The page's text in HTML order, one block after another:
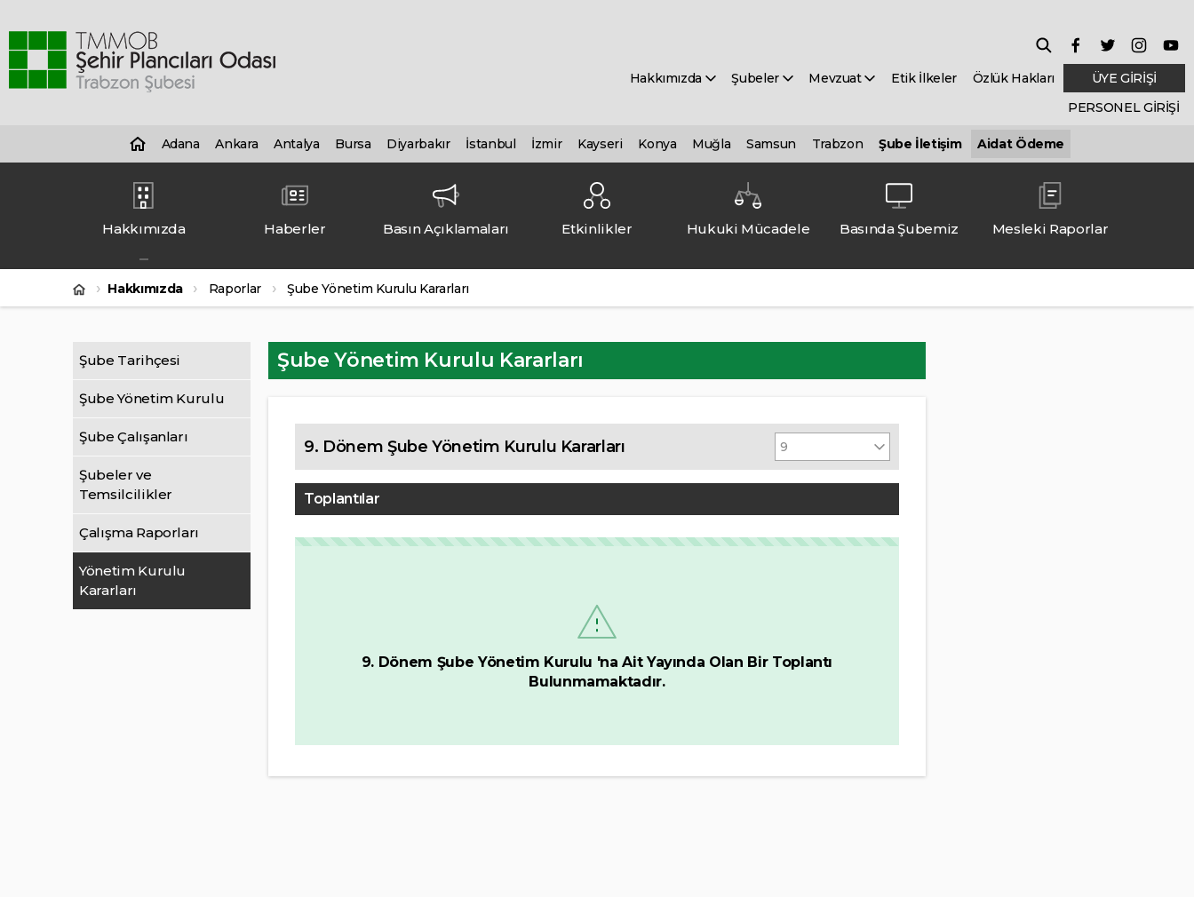
Hakkımızda Şubeler Mevzuat Etik İlkeler Özlük Hakları
ÜYE GİRİŞİ
PERSONEL GİRİŞİ
Adana Ankara Antalya Bursa Diyarbakır İstanbul İzmir Kayseri Konya Muğla Samsun Trabzon Şube İletişim Aidat Ödeme
Hakkımızda Haberler Basın Açıklamaları Etkinlikler Hukuki Mücadele Basında Şubemiz Mesleki Raporlar
Hakkımızda Raporlar Şube Yönetim Kurulu Kararları
Şube Tarihçesi
Şube Yönetim Kurulu
Şube Çalışanları
Şubeler ve
Temsilcilikler
Çalışma Raporları
Yönetim Kurulu
Kararları
Şube Yönetim Kurulu Kararları
9. Dönem Şube Yönetim Kurulu Kararları
Toplantılar
9. Dönem Şube Yönetim Kurulu 'na Ait Yayında Olan Bir Toplantı
Bulunmamaktadır.